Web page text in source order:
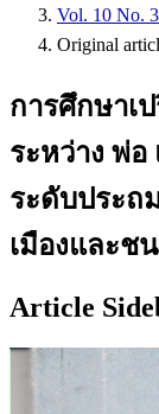
Vol. 10 No.
Original
การศึกษาเ
ระหว่าง พ่อ
ระดับประถ
เมืองและช
Article